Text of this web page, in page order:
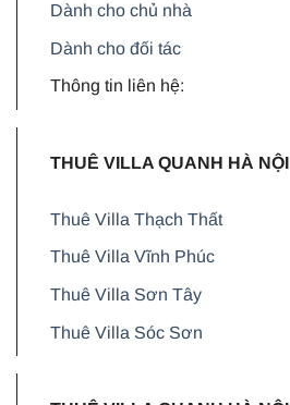
Dành cho chủ nhà
Dành cho đối tác
Thông tin liên hệ:
THUÊ VILLA QUANH HÀ NỘI
Thuê Villa Thạch Thất
Thuê Villa Vĩnh Phúc
Thuê Villa Sơn Tây
Thuê Villa Sóc Sơn